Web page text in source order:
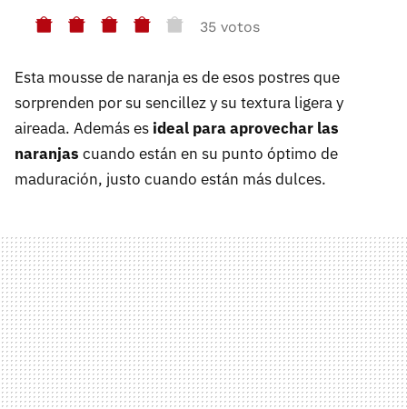
35 votos
Esta mousse de naranja es de esos postres que
sorprenden por su sencillez y su textura ligera y
aireada. Además es ideal para aprovechar las
naranjas cuando están en su punto óptimo de
maduración, justo cuando están más dulces.